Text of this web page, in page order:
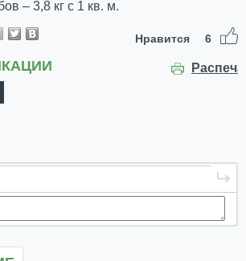
– 3,8 кг с 1 кв. м.
Нравится 6